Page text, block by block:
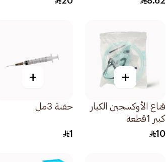
+
قناع الأوكسجين الكبار
كبير 1قطعة
10
+
حقنة 3مل
1